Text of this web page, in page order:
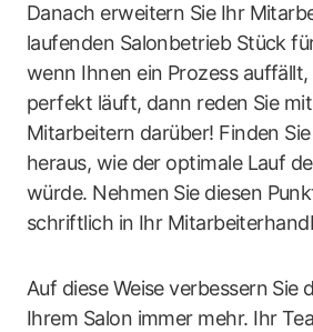
Danach erweitern Sie Ihr
laufenden Salonbetrieb Stück
wenn Ihnen ein Prozess
perfekt läuft, dann reden Sie
Mitarbeitern darüber! Finden
heraus, wie der optimale Lauf
würde. Nehmen Sie diesen
schriftlich in Ihr
Auf diese Weise verbessern Sie
Ihrem Salon immer mehr. Ihr